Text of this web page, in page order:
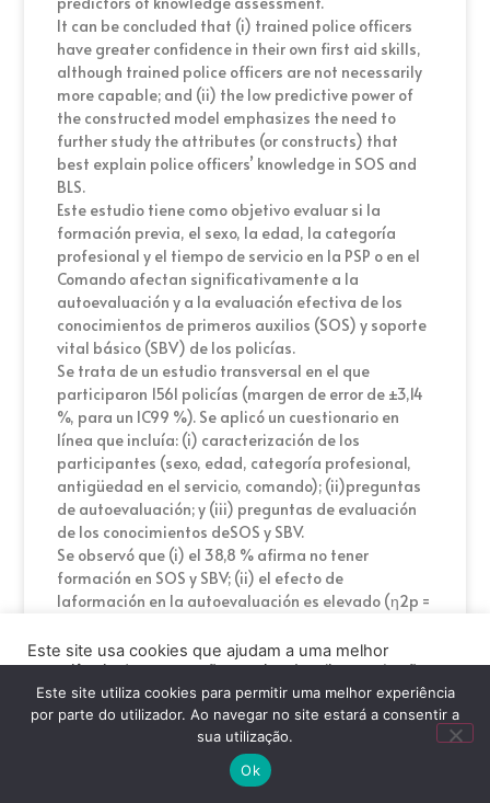
It can be concluded that (i) trained police officers
have greater confidence in their own first aid skills,
although trained police officers are not necessarily
more capable; and (ii) the low predictive power of
the constructed model emphasizes the need to
further study the attributes (or constructs) that
best explain police officers’ knowledge in SOS and
BLS.
Este estudio tiene como objetivo evaluar si la
formación previa, el sexo, la edad, la categoría
profesional y el tiempo de servicio en la PSP o en el
Comando afectan significativamente a la
autoevaluación y a la evaluación efectiva de los
conocimientos de primeros auxilios (SOS) y soporte
vital básico (SBV) de los policías.
Se trata de un estudio transversal en el que
participaron 1561 policías (margen de error de ±3,14
%, para un IC99 %). Se aplicó un cuestionario en
línea que incluía: (i) caracterización de los
participantes (sexo, edad, categoría profesional,
antigüedad en el servicio, comando); (ii)preguntas
de autoevaluación; y (iii) preguntas de evaluación
de los conocimientos deSOS y SBV.
Se observó que (i) el 38,8 % afirma no tener
formación en SOS y SBV; (ii) el efecto de
laformación en la autoevaluación es elevado (η2p =
ejercen sus funciones presentó un efecto medio
(η2p = 0,057) sobre laautoevaluación; (iv) el tiempo
de servicio presentó un efecto medio sobre la
evaluación delos conocimientos (η2p = 0,060); y (v)
el modelo construido (R2a = 0,105)
permitióidentificar la autoevaluación, el sexo, la
edad, el tiempo de servicio y la formación
Este site usa cookies que ajudam a uma melhor
experiência de navegação no site. Ao clicar no botão
“Aceitar” ou continuar a visualizar o nosso site, você
concorda com o uso de cookies no nosso site.
Este site utiliza cookies para permitir uma melhor experiência
por parte do utilizador. Ao navegar no site estará a consentir a
sua utilização.
Ok